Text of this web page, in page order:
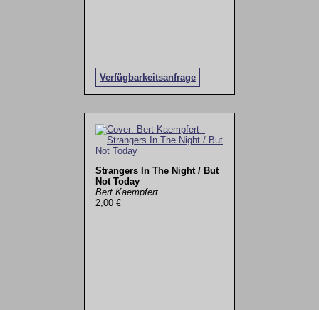
Verfügbarkeitsanfrage
Strangers In The Night / But
Not Today
Bert Kaempfert
2,00 €